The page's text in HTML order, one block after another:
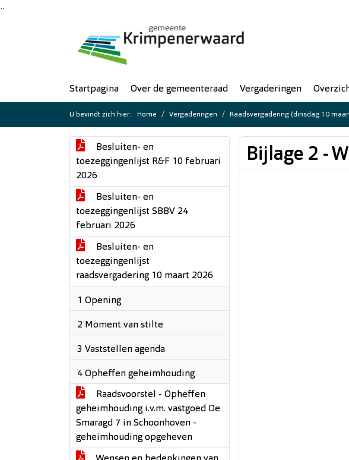
Startpagina Over de gemeenteraad Vergaderingen
U bevindt zich hier: Home Vergaderingen Raadsvergadering (dinsdag 10
Besluiten- en
toezeggingenlijst R&F 10 februari
2026
Besluiten- en
toezeggingenlijst SBBV 24
februari 2026
Besluiten- en
toezeggingenlijst
raadsvergadering 10 maart 2026
1 Opening
2 Moment van stilte
3 Vaststellen agenda
4 Opheffen geheimhouding
Raadsvoorstel - Opheffen
geheimhouding i.v.m. vastgoed De
Smaragd 7 in Schoonhoven -
geheimhouding opgeheven
Bijlage 2 -